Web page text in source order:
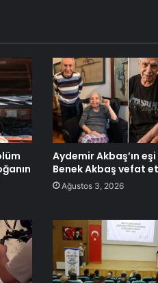
Aydemir Akbaş’ın
Benek Akbaş vefat
Ağustos 3, 2026